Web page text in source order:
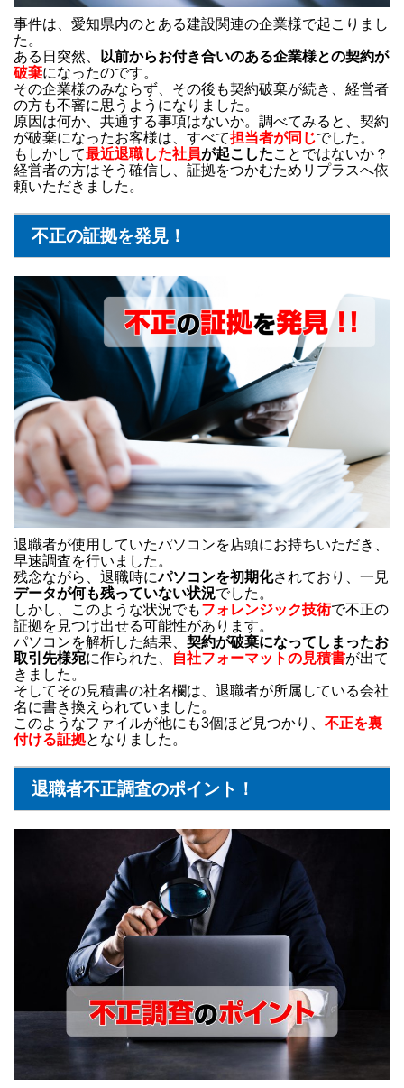
事件は、愛知県内のとある建設関連の企業様で起こりまし
た。
ある日突然、
以前からお付き合いのある企業様との契約が
破棄になったのです。
その企業様のみならず、その後も契約破棄が続き、経営者
の方も不審に思うようになりました。
原因は何か、共通する事項はないか。調べてみると、契約
が破棄になったお客様は、すべて担当者が同じでした。
もしかして最近退職した社員が起こしたことではないか？
経営者の方はそう確信し、証拠をつかむためリプラスへ依
頼いただきました。
不正の証拠を発見！
退職者が使用していたパソコンを店頭にお持ちいただき、
早速調査を行いました。
残念ながら、退職時にパソコンを初期化されており、一見
データが何も残っていない状況でした。
しかし、このような状況でもフォレンジック技術で不正の
証拠を見つけ出せる可能性があります。
パソコンを解析した結果、 契約が破棄になってしまったお
取引先様宛に作られた、 自社フォーマットの見積書が出て
きました。
そしてその見積書の社名欄は、退職者が所属している会社
名に書き換えられていました。
このようなファイルが他にも3個ほど見つかり、 不正を裏
付ける証拠となりました。
退職者不正調査のポイント！